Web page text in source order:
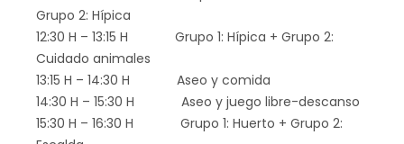
Grupo 2: Hípica
12:30 H – 13:15 H Grupo 1: Hípica + Grupo 2:
Cuidado animales
13:15 H – 14:30 H Aseo y comida
14:30 H – 15:30 H Aseo y juego libre-descanso
15:30 H – 16:30 H Grupo 1: Huerto + Grupo 2: